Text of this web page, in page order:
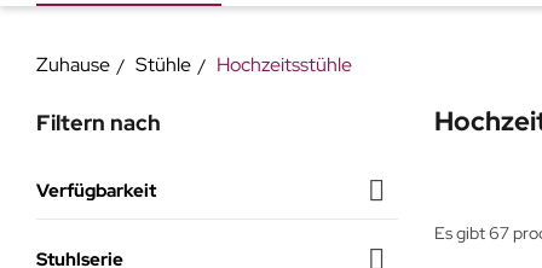
Zuhause Stühle Hochzeitsstühle
Filtern nach
Verfügbarkeit 
Stuhlserie 
Es gibt 67